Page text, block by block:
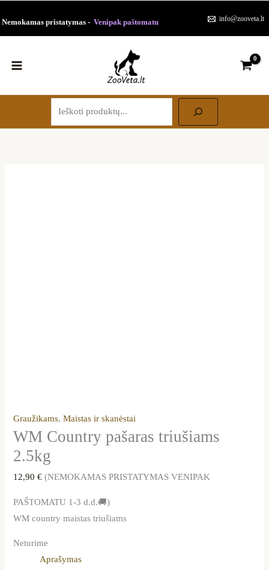
prie
Nemokamas pristatymas - Venipak paštomatu info@zooveta.lt
Graužikams,Maistas ir skanėstai
WM Country pašaras triušiams
2.5kg
12,90€ (NEMOKAMAS PRISTATYMAS VENIPAK
PAŠTOMATU 1-3 d.d.🚚)
WM country maistas triušiams
Neturime
Aprašymas